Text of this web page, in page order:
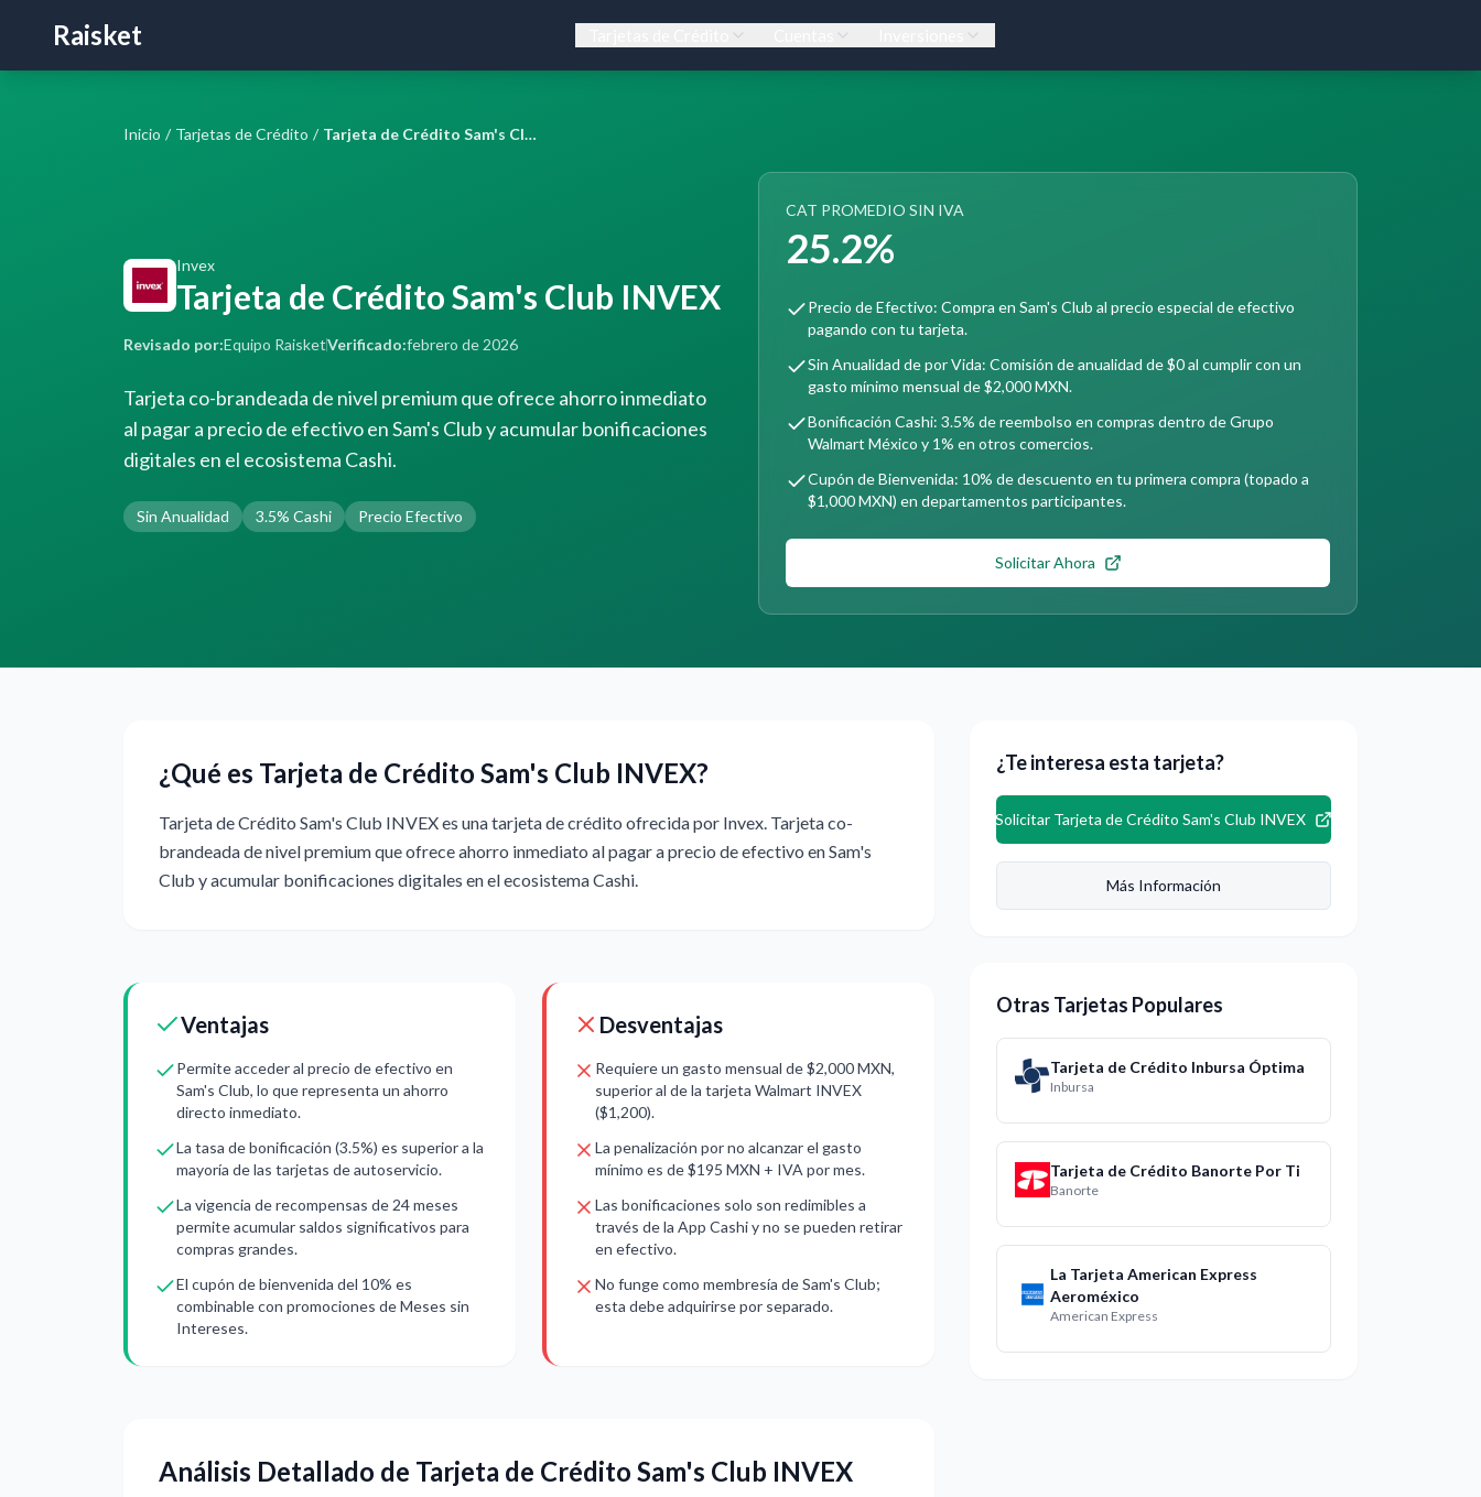
Raisket
Inicio / Tarjetas de Crédito / Tarjeta de Crédito Sam's Club INVEX
Invex
Tarjeta de Crédito Sam's Club INVEX
Revisado por:Equipo RaisketVerificado:febrero de 2026
Tarjeta co-brandeada de nivel premium que ofrece ahorro inmediato
al pagar a precio de efectivo en Sam's Club y acumular bonificaciones
digitales en el ecosistema Cashi.
Sin Anualidad 3.5% Cashi Precio Efectivo
CAT PROMEDIO SIN IVA
25.2%
Precio de Efectivo: Compra en Sam's Club al precio especial de efectivo
pagando con tu tarjeta.
Sin Anualidad de por Vida: Comisión de anualidad de $0 al cumplir con un
gasto mínimo mensual de $2,000 MXN.
Bonificación Cashi: 3.5% de reembolso en compras dentro de Grupo
Walmart México y 1% en otros comercios.
Cupón de Bienvenida: 10% de descuento en tu primera compra (topado a
$1,000 MXN) en departamentos participantes.
Solicitar Ahora
¿Qué es Tarjeta de Crédito Sam's Club INVEX?
Tarjeta de Crédito Sam's Club INVEX es una tarjeta de crédito ofrecida por Invex. Tarjeta co-
brandeada de nivel premium que ofrece ahorro inmediato al pagar a precio de efectivo en Sam's
Club y acumular bonificaciones digitales en el ecosistema Cashi.
Ventajas
Permite acceder al precio de efectivo en
Sam's Club, lo que representa un ahorro
directo inmediato.
La tasa de bonificación (3.5%) es superior a la
mayoría de las tarjetas de autoservicio.
La vigencia de recompensas de 24 meses
permite acumular saldos significativos para
compras grandes.
El cupón de bienvenida del 10% es
combinable con promociones de Meses sin
Intereses.
Desventajas
Requiere un gasto mensual de $2,000 MXN,
superior al de la tarjeta Walmart INVEX
($1,200).
La penalización por no alcanzar el gasto
mínimo es de $195 MXN + IVA por mes.
Las bonificaciones solo son redimibles a
través de la App Cashi y no se pueden retirar
en efectivo.
No funge como membresía de Sam's Club;
esta debe adquirirse por separado.
Análisis Detallado de Tarjeta de Crédito Sam's Club INVEX
¿Te interesa esta tarjeta?
Solicitar Tarjeta de Crédito Sam's Club INVEX
Más Información
Otras Tarjetas Populares
Tarjeta de Crédito Inbursa Óptima
Inbursa
Tarjeta de Crédito Banorte Por Ti
Banorte
La Tarjeta American Express
Aeroméxico
American Express